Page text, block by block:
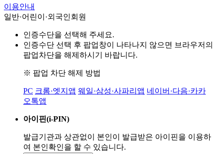
이용안내
일반·어린이·외국인회원
인증수단을 선택해 주세요.
인증수단 선택 후 팝업창이 나타나지 않으면 브라우저의
팝업차단을 해제하시기 바랍니다.
※ 팝업 차단 해제 방법
PC 크롬·엣지앱 웨일·삼성·사파리앱 네이버·다음·카카
오톡앱
아이핀(i-PIN)
발급기관과 상관없이 본인이 발급받은 아이핀을 이용하
여 본인확인을 할 수 있습니다.